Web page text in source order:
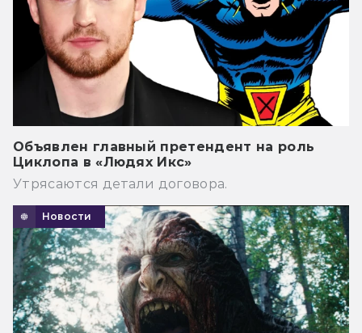
Объявлен главный претендент на роль
Циклопа в «Людях Икс»
Утрясаются детали договора.
Новости